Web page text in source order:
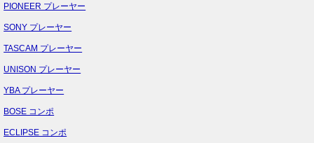
PIONEER プレーヤー
SONY プレーヤー
TASCAM プレーヤー
UNISON プレーヤー
YBA プレーヤー
BOSE コンポ
ECLIPSE コンポ